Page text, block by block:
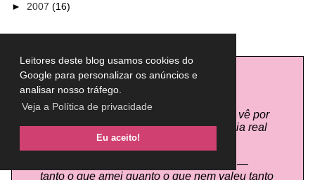
Leitores deste blog usamos cookies do
Google para personalizar os anúncios e
analisar nosso tráfego.
Veja a Política de privacidade
Eu aceito!
► 2007 (16)
AVISO IMPORTANTE:
Todas as resenhas de beleza que você vê por
aqui são baseadas na minha experiência real
como consumidora.
Eu sempre conto tudo com sinceridade —
tanto o que amei quanto o que nem valeu tanto